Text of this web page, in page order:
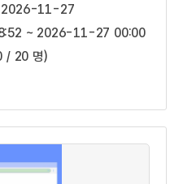
11-27
~ 2026-11-27 00:00
/ 20 명)